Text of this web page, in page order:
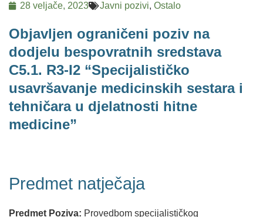
28 veljače, 2023 Javni pozivi, Ostalo
Objavljen ograničeni poziv na
dodjelu bespovratnih sredstava
C5.1. R3-I2 “Specijalističko
usavršavanje medicinskih sestara i
tehničara u djelatnosti hitne
medicine”
Predmet natječaja
Predmet Poziva: Provedbom specijalističkog